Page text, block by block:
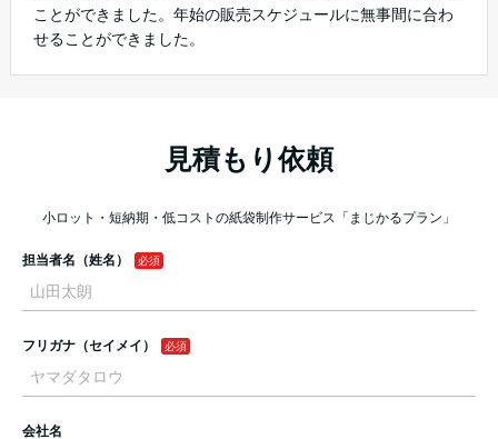
ことができました。年始の販売スケジュールに無事間に合わ
せることができました。